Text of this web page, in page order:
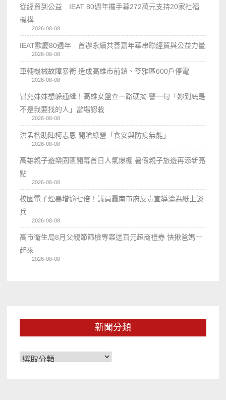
從經貿到公益 IEAT 80週年攜手募272萬元支持20家社福
機構
2026-08-08
IEAT歡慶80週年 首辦永續共善嘉年華串聯經貿與公益力量
2026-08-08
車輛機械故障暴衝 造成高雄市前鎮、苓雅區600戶停電
2026-08-08
冒充妹妹想躲通緝！高雄女盤查一路硬拗 警一句「妳到底是
不是我要找的人」當場認栽
2026-08-08
洪孟楷助陣柯志恩 開嗆綠營「食安與防疫無能」
2026-08-08
高雄親子遊樂園區開幕首日人氣爆棚 暑假親子旅遊再添新亮
點
2026-08-08
校園電子煙暴增逾七倍！議員轟南市府反毒宣導淪為紙上談
兵
2026-08-08
高市衛生局8月父親節篩檢專案送百元超商禮券 快揪爸媽一
起來
2026-08-08
新聞分類
新